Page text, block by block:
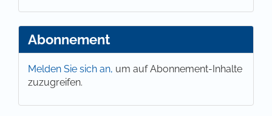
Abonnement
Melden Sie sich an, um auf Abonnement-Inhalte
zuzugreifen.